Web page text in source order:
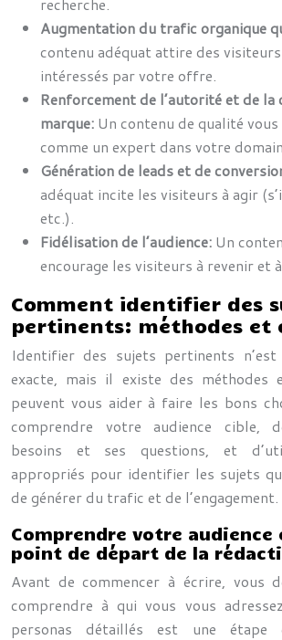
Augmentation du trafic organique
contenu adéquat attire des
intéressés par votre offre.
Renforcement de l’autorité et de
marque: Un contenu de qualité
comme un expert dans votre
Génération de leads et de
adéquat incite les visiteurs à agir
etc.).
Fidélisation de l’audience: Un
encourage les visiteurs à revenir et
Comment identifier des
pertinents: méthodes et
Identifier des sujets pertinents n’est
exacte, mais il existe des
peuvent vous aider à faire les bons
comprendre votre audience cible,
besoins et ses questions, et
appropriés pour identifier les sujets
de générer du trafic et de l’engagement.
Comprendre votre audience
point de départ de la
Avant de commencer à écrire, vous
comprendre à qui vous vous
personas détaillés est une étape